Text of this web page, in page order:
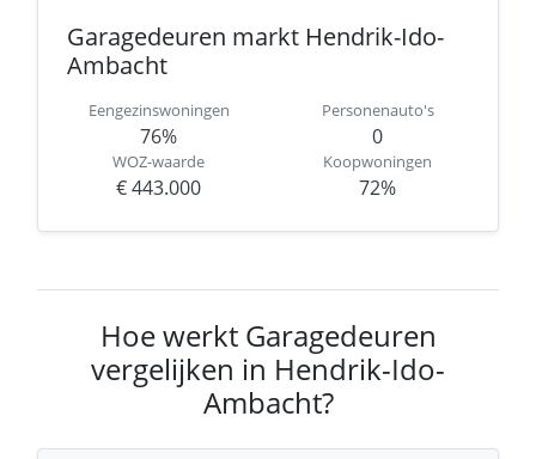
Garagedeuren markt Hendrik-Ido-
Ambacht
Eengezinswoningen
76%
Personenauto's
0
WOZ-waarde
€ 443.000
Koopwoningen
72%
Hoe werkt Garagedeuren
vergelijken in Hendrik-Ido-
Ambacht?